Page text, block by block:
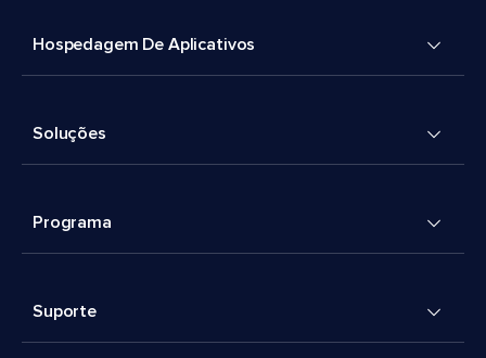
Hospedagem De Aplicativos
Soluções
Programa
Suporte